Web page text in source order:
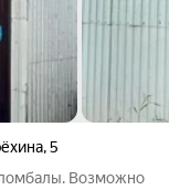
,5
Возможно